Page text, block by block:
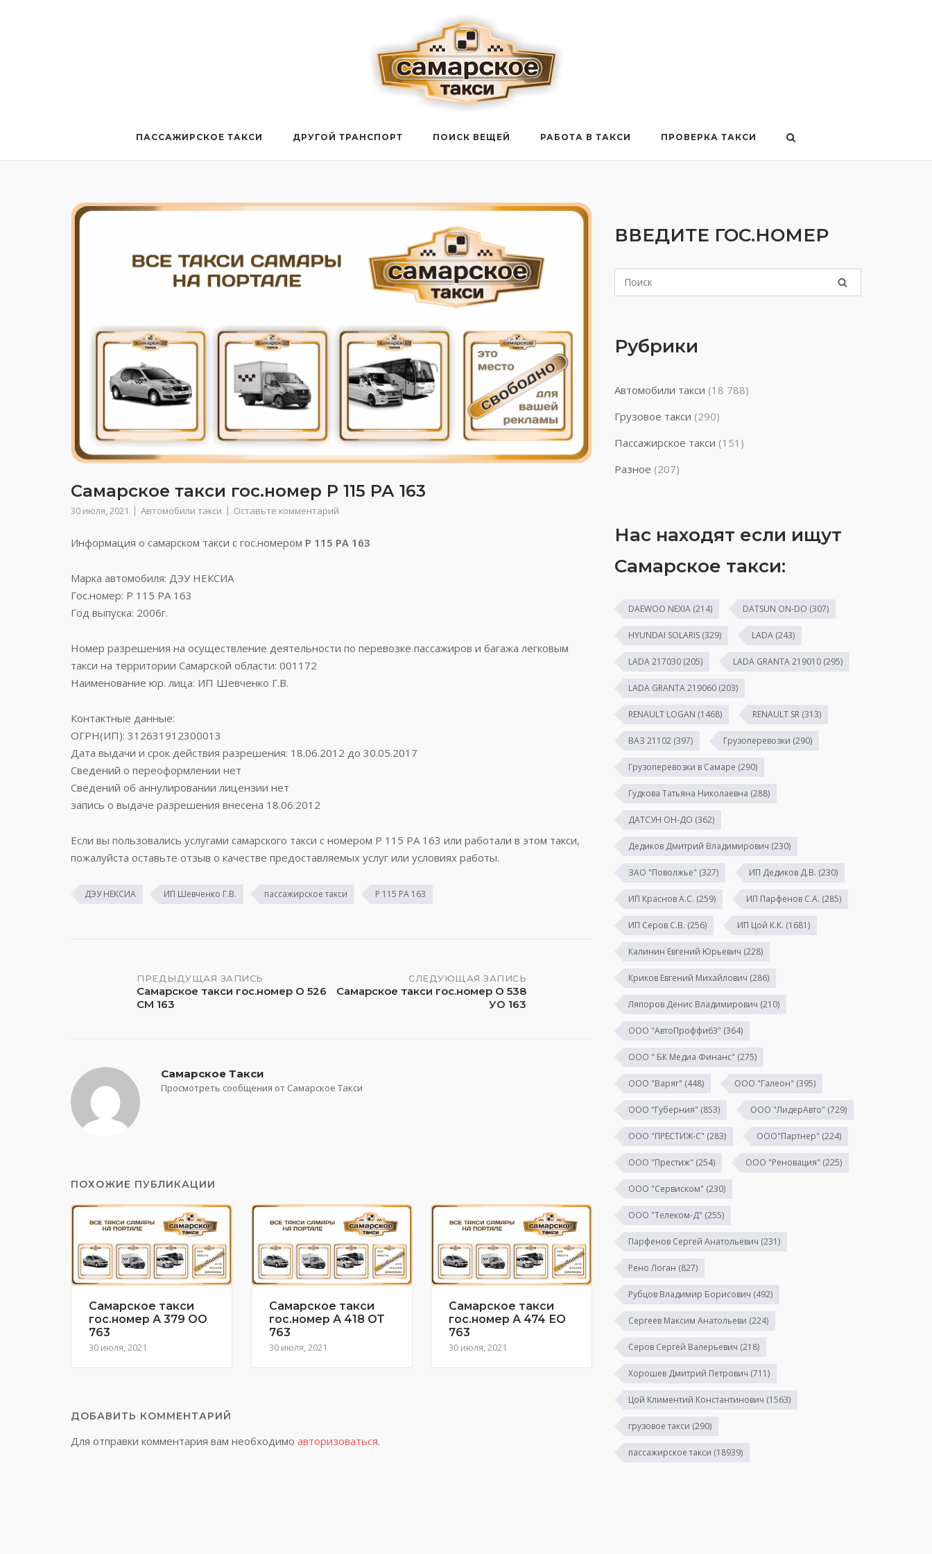
ПАССАЖИРСКОЕ ТАКСИ ДРУГОЙ ТРАНСПОРТ ПОИСК ВЕЩЕЙ РАБОТА В ТАКСИ ПРОВЕРКА ТАКСИ
Самарское такси гос.номер Р 115 РА 163
30 июля, 2021 Автомобили такси Оставьте комментарий
Информация о самарском такси с гос.номером Р 115 РА 163
Марка автомобиля: ДЭУ НЕКСИА
Гос.номер: Р 115 РА 163
Год выпуска: 2006г.
Номер разрешения на осуществление деятельности по перевозке пассажиров и багажа легковым
такси на территории Самарской области: 001172
Наименование юр. лица: ИП Шевченко Г.В.
Контактные данные:
ОГРН(ИП): 312631912300013
Дата выдачи и срок действия разрешения: 18.06.2012 до 30.05.2017
Сведений о переоформлении нет
Сведений об аннулировании лицензии нет
запись о выдаче разрешения внесена 18.06.2012
Если вы пользовались услугами самарского такси с номером Р 115 РА 163 или работали в этом такси,
пожалуйста оставьте отзыв о качестве предоставляемых услуг или условиях работы.
ДЭУ НЕКСИА ИП Шевченко Г.В. пассажирское такси Р 115 РА 163
НавигацияПРЕДЫДУЩАЯ ЗАПИСЬ
Самарское такси гос.номер О 526
СМ 163
СЛЕДУЮЩАЯ ЗАПИСЬ
Самарское такси гос.номер О 538
УО 163
Самарское Такси
Просмотреть сообщения от Самарское Такси
ПОХОЖИЕ ПУБЛИКАЦИИ
Самарское такси
гос.номер А 379 ОО
763
30 июля, 2021
Самарское такси
гос.номер А 418 ОТ
763
30 июля, 2021
Самарское такси
гос.номер А 474 ЕО
763
30 июля, 2021
ДОБАВИТЬ КОММЕНТАРИЙ
Для отправки комментария вам необходимо авторизоваться.
ВВЕДИТЕ ГОС.НОМЕР
Рубрики
Автомобили такси (18 788)
Грузовое такси (290)
Пассажирское такси (151)
Разное (207)
Нас находят если ищут
Самарское такси:
DAEWOO NEXIA(214) DATSUN ON-DO (307)
HYUNDAI SOLARIS(329) LADA(243)
LADA 217030(205) LADA GRANTA 219010(295)
LADA GRANTA 219060(203)
RENAULT LOGAN (1468) RENAULT SR(313)
ВАЗ 21102(397) Грузоперевозки (290)
Грузоперевозки в Самаре (290)
Гудкова Татьяна Николаевна (288)
ДАТСУН ОН-ДО (362)
Дедиков Дмитрий Владимирович (230)
ЗАО "Поволжье" (327) ИП Дедиков Д.В. (230)
ИП Краснов А.С. (259) ИП Парфенов С.А. (285)
ИП Серов С.В. (256) ИП Цой К.К. (1681)
Калинин Евгений Юрьевич (228)
Криков Евгений Михайлович (286)
Ляпоров Денис Владимирович (210)
ООО "АвтоПроффи63" (364)
ООО " БК Медиа Финанс" (275)
ООО "Варяг" (448) ООО "Галеон" (395)
ООО "Губерния" (853) ООО "ЛидерАвто" (729)
ООО "ПРЕСТИЖ-С" (283) ООО"Партнер" (224)
ООО "Престиж" (254) ООО "Реновация" (225)
ООО "Сервиском" (230)
ООО "Телеком-Д" (255)
Парфенов Сергей Анатольевич (231)
Рено Логан (827)
Рубцов Владимир Борисович (492)
Сергеев Максим Анатольеви (224)
Серов Сергей Валерьевич (218)
Хорошев Дмитрий Петрович (711)
Цой Климентий Константинович (1563)
грузовое такси (290)
пассажирское такси (18939)